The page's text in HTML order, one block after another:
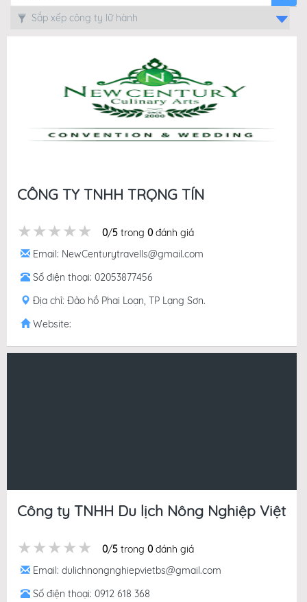
CÔNG TY TNHH TRỌNG TÍN
★★★★★
★★★★★
★★★★★ 0/5 trong 0đánh giá
Email: NewCenturytravells@gmail.com
Số điện thoại: 02053877456
Địa chỉ: Đảo hồ Phai Loạn, TP Lạng Sơn.
Website:
Công ty TNHH Du lịch Nông Nghiệp Việt
★★★★★
★★★★★
★★★★★ 0/5 trong 0đánh giá
Email: dulichnongnghiepvietbs@gmail.com
Số điện thoại: 0912 618 368